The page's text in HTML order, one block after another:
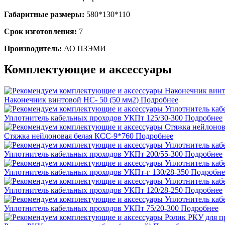
Габаритные размеры: 580*130*110
Срок изготовления: 7
Производитель: АО ПЗЭМИ
Комплектующие и аксессуары
Наконечник винтовой НС- 50 (50 мм2) Подробнее
Уплотнитель кабельных проходов УКПт 125/30-300 Подробнее
Стяжка нейлоновая белая КСС-9*760 Подробнее
Уплотнитель кабельных проходов УКПт 200/55-300 Подробнее
Уплотнитель кабельных проходов УКПт-г 130/28-350
Уплотнитель кабельных проходов УКПт 120/28-250 Подробнее
Уплотнитель кабельных проходов УКПт 75/20-300 Подробнее